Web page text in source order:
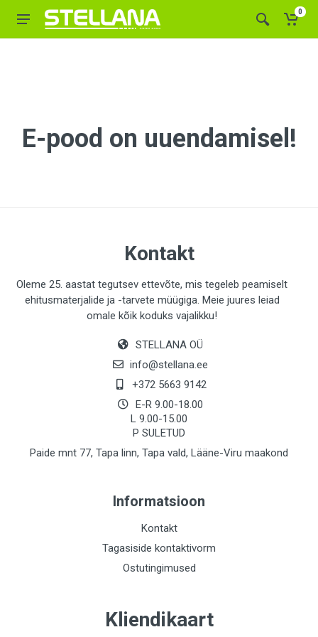
0
E-pood on uuendamisel!
Kontakt
Oleme 25. aastat tegutsev ettevõte, mis tegeleb peamiselt
ehitusmaterjalide ja -tarvete müügiga. Meie juures leiad
omale kõik koduks vajalikku!
STELLANA OÜ
info@stellana.ee
+372 5663 9142
E-R 9.00-18.00
L 9.00-15.00
P SULETUD
Paide mnt 77, Tapa linn, Tapa vald, Lääne-Viru maakond
Informatsioon
Kontakt
Tagasiside kontaktivorm
Ostutingimused
Kliendikaart